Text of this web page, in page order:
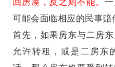
回房屋，反之则不能。
可能会面临相应的民事赔
首先，如果房东与二房
允许转租，或是二房东